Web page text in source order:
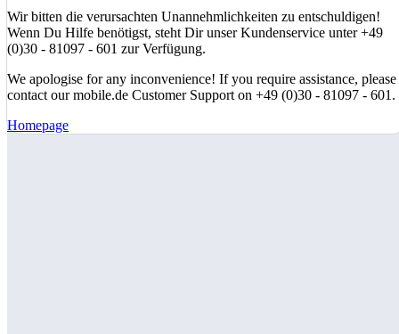
Wir bitten die verursachten Unannehmlichkeiten zu entschuldigen!
Wenn Du Hilfe benötigst, steht Dir unser Kundenservice unter +49
(0)30 - 81097 - 601 zur Verfügung.
We apologise for any inconvenience! If you require assistance, please
contact our mobile.de Customer Support on +49 (0)30 - 81097 - 601.
Homepage